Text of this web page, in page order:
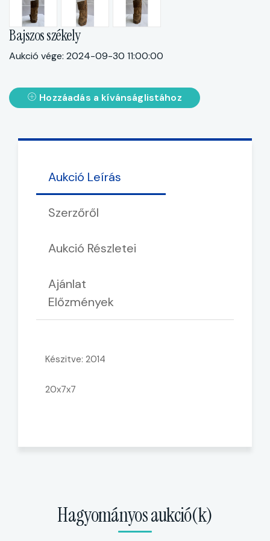
Bajszos székely
Aukció vége: 2024-09-30 11:00:00
Hozzáadás a kívánságlistához
Aukció Leírás
Szerzőről
Aukció Részletei
Ajánlat
Előzmények
Készitve: 2014
20x7x7
Hagyományos aukció(k)